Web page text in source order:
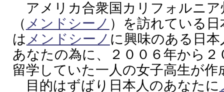
アメリカ合衆国カリフォルニア
（ メンドシーノ ）を訪れている
は メンドシーノ に興味のある日
あなたの為に、２００６年から２
留学していた一人の女子高生が作
目的はずばり日本人のあなたに